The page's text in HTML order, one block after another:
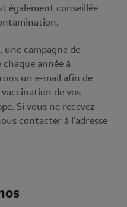
également conseillée
une campagne de
année à
un e-mail afin de
de vos
Si vous ne recevez
contacter à l’adresse